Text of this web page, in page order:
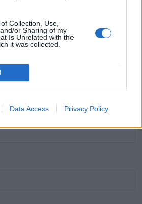
Collection, Use,
or Sharing of my
Is Unrelated with the
it was collected.
Data Access Privacy Policy